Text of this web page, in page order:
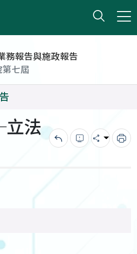
打開
小版
務報告與施政報告
七屆
法
回上一頁錯誤回報
分享 列